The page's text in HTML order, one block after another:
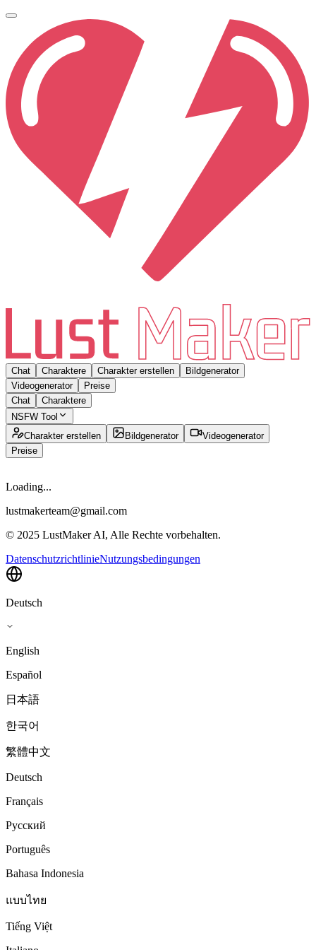
Chat Charaktere Charakter erstellen
Bildgenerator
Videogenerator
Preise
Chat
Charaktere
NSFW Tool
Charakter erstellen
Bildgenerator
Videogenerator
Preise
Loading...
lustmakerteam@gmail.com
© 2025 LustMaker AI, Alle Rechte vorbehalten.
DatenschutzrichtlinieNutzungsbedingungen
Deutsch
English
Español
日本語
한국어
繁體中文
Deutsch
Français
Русский
Português
Bahasa Indonesia
แบบไทย
Tiếng Việt